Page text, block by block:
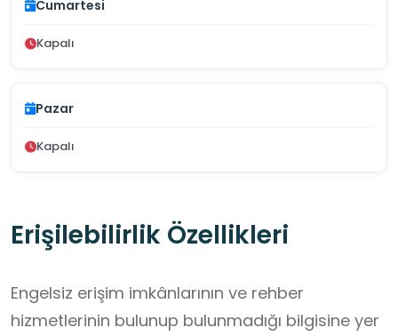
Cumartesi
Kapalı
Pazar
Kapalı
Erişilebilirlik Özellikleri
Engelsiz erişim imkânlarının ve rehber
hizmetlerinin bulunup bulunmadığı bilgisine yer